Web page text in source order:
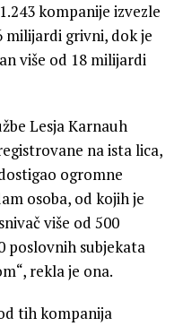
kompanije izvezle
milijardi grivni, dok je
više od 18 milijardi
Lesja Karnauh
na ista lica,
ogromne
osoba, od kojih je
više od 500
poslovnih subjekata
rekla je ona.
tih kompanija